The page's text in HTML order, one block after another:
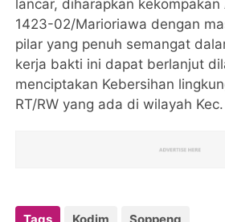
lancar, diharapkan kekompakan
1423-02/Marioriawa dengan
pilar yang penuh semangat
kerja bakti ini dapat berlanjut
menciptakan Kebersihan
RT/RW yang ada di wilayah